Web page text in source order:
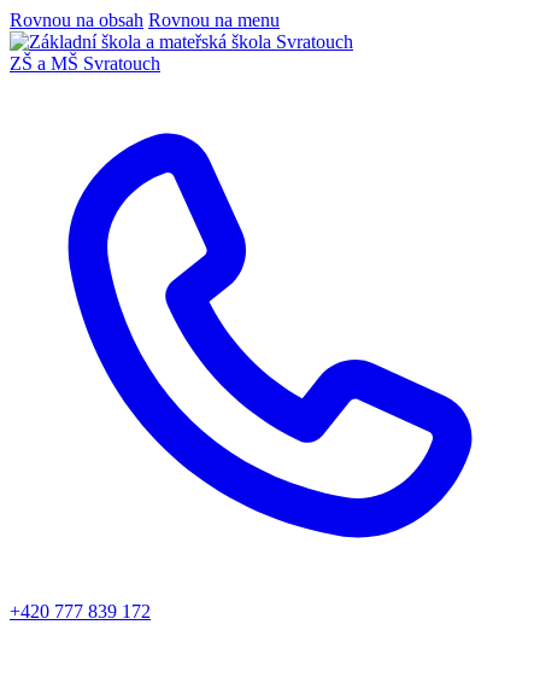
Rovnou na obsah Rovnou na menu
ZŠ a MŠ Svratouch
+420 777 839 172